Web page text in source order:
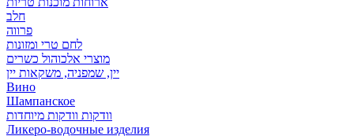
חלב
פרווה
לחם טרי ומזונות
מוצרי אלכוהול כשרים
יין, שמפניה, משקאות יין
Вино
Шампанское
וודקות וודקות מיוחדות
Ликеро-водочные изделия